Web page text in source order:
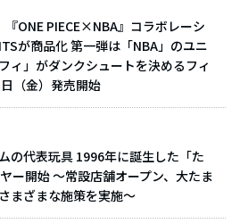
『ONE PIECE×NBA』コラボレーシ
が商品化 第一弾は「NBA」のユニ
ィ」がダンクシュートを決めるフィ
（金）発売開始
の代表玩具 1996年に誕生した「た
ー開始 ～常設店舗オープン、大たま
まざまな施策を実施～